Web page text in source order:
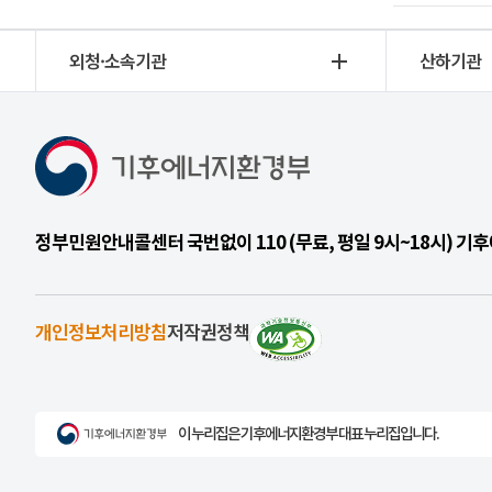
외청·소속기관 산하기관
정부민원안내콜센터 국번없이 110 (무료, 평일 9시~18시) 기
개인정보처리방침저작권정책
이 누리집은 기후에너지환경부 대표 누리집입니다.